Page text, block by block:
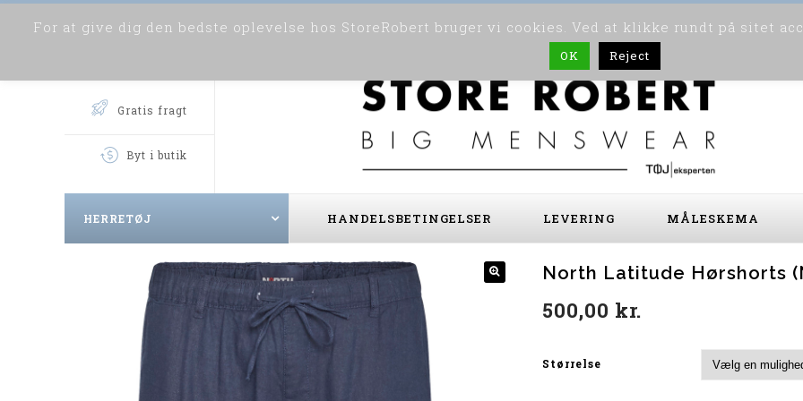
Gratis fragt
Byt i butik
HERRETØJ HANDELSBETINGELSER LEVERING MÅLESKEMA
North Latitude Hørshorts
500,00 kr.
Størrelse
For at give dig den bedste oplevelse hos StoreRobert bruger vi cookies. Ved at klikke rundt på sitet
OK Reject